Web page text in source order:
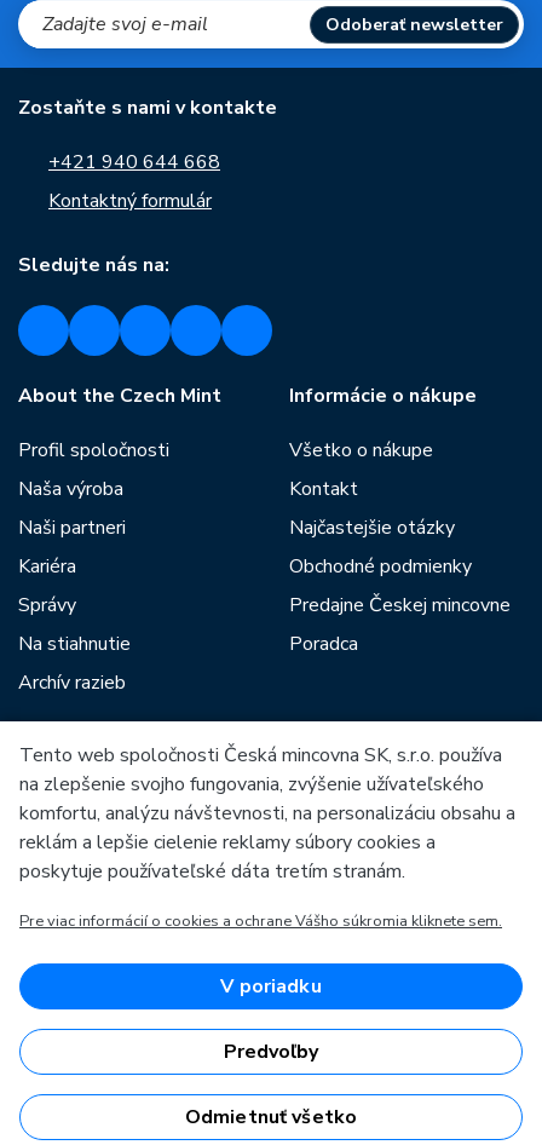
Odoberať newsletter
Zostaňte s nami v kontakte
+421 940 644 668
Kontaktný formulár
Sledujte nás na:
About the Czech Mint
Profil spoločnosti
Naša výroba
Naši partneri
Kariéra
Správy
Na stiahnutie
Archív razieb
Informácie o nákupe
Všetko o nákupe
Kontakt
Najčastejšie otázky
Obchodné podmienky
Predajne Českej mincovne
Poradca
Medzi našich partnerov patria:
Európska únia
OP Podnikanie a inovácie pre konkurencieschopnosť
Európsky fond pre regionálny rozvoj
Česká mincovna, a.s. & Česká mincovna SK, s.r.o. © 1993 - 2026
Tento web spoločnosti Česká mincovna SK, s.r.o. používa
na zlepšenie svojho fungovania, zvýšenie užívateľského
komfortu, analýzu návštevnosti, na personalizáciu obsahu a
reklám a lepšie cielenie reklamy súbory cookies a
poskytuje používateľské dáta tretím stranám.
Pre viac informácií o cookies a ochrane Vášho súkromia kliknete sem.
V poriadku
Predvoľby
Odmietnuť všetko